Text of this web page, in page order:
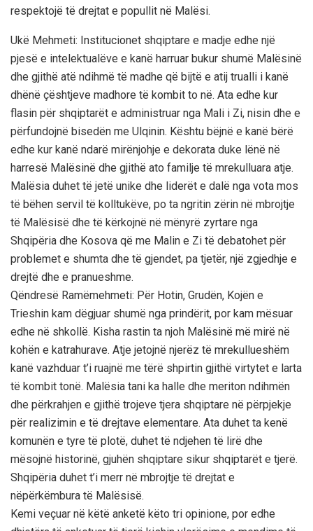
respektojë të drejtat e popullit në Malësi.
Ukë Mehmeti: Institucionet shqiptare e madje edhe një
pjesë e intelektualëve e kanë harruar bukur shumë Malësinë
dhe gjithë atë ndihmë të madhe që bijtë e atij trualli i kanë
dhënë çështjeve madhore të kombit to në. Ata edhe kur
flasin për shqiptarët e administruar nga Mali i Zi, nisin dhe e
përfundojnë bisedën me Ulqinin. Kështu bëjnë e kanë bërë
edhe kur kanë ndarë mirënjohje e dekorata duke lënë në
harresë Malësinë dhe gjithë ato familje të mrekulluara atje.
Malësia duhet të jetë unike dhe liderët e dalë nga vota mos
të bëhen servil të kolltukëve, po ta ngritin zërin në mbrojtje
të Malësisë dhe të kërkojnë në mënyrë zyrtare nga
Shqipëria dhe Kosova që me Malin e Zi të debatohet për
problemet e shumta dhe të gjendet, pa tjetër, një zgjedhje e
drejtë dhe e pranueshme.
Qëndresë Ramëmehmeti: Për Hotin, Grudën, Kojën e
Trieshin kam dëgjuar shumë nga prindërit, por kam mësuar
edhe në shkollë. Kisha rastin ta njoh Malësinë më mirë në
kohën e katrahurave. Atje jetojnë njerëz të mrekullueshëm
kanë vazhduar t’i ruajnë me tërë shpirtin gjithë virtytet e larta
të kombit tonë. Malësia tani ka halle dhe meriton ndihmën
dhe përkrahjen e gjithë trojeve tjera shqiptare në përpjekje
për realizimin e të drejtave elementare. Ata duhet ta kenë
komunën e tyre të plotë, duhet të ndjehen të lirë dhe
mësojnë historinë, gjuhën shqiptare sikur shqiptarët e tjerë.
Shqipëria duhet t’i merr në mbrojtje të drejtat e
nëpërkëmbura të Malësisë.
Kemi veçuar në këtë anketë këto tri opinione, por edhe